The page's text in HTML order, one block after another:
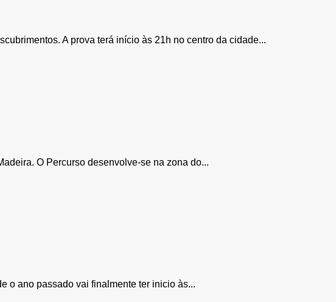
A prova terá início às 21h no centro da cidade...
O Percurso desenvolve-se na zona do...
o ano passado vai finalmente ter inicio às...